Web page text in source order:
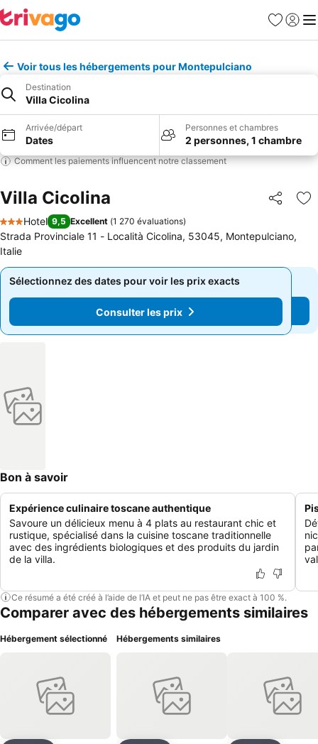
Favoris
Se
Voir tous les hébergements pour Montepulciano
Destination
Villa Cicolina
Arrivée/départ
Dates
Personnes et chambres
2 personnes, 1 chambre
Comment les paiements influencent notre classement
Villa Cicolina Partager
3 Étoiles
Hotel 9,5 Excellent (1 270 évaluations)
Strada Provinciale 11 - Località Cicolina, 53045, Montepulciano,
Italie
Sélectionnez des dates pour voir les prix exacts
Consulter les prix
Sélectionnez des dates pour voir les prix exacts
Consulter les prix
Bon à savoir
Expérience culinaire toscane authentique
Savoure un délicieux menu à 4 plats au restaurant chic et
rustique, spécialisé dans la cuisine toscane traditionnelle
avec des ingrédients biologiques et des produits du jardin
de la villa.
Ce résumé a été créé à l’aide de l’IA et peut ne pas être exact à 100 %.
Comparer avec des hébergements similaires
Hébergement sélectionné Hébergements similaires